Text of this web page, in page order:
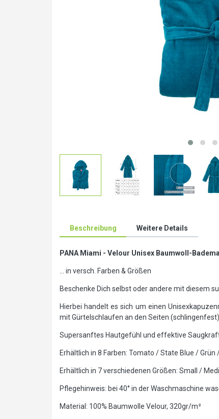
Beschreibung Weitere Details
PANA Miami - Velour Unisex Baumwoll-
... in versch. Farben & Größen
Beschenke Dich selbst oder andere mit diesem
Hierbei handelt es sich um einen
mit Gürtelschlaufen an den Seiten
Supersanftes Hautgefühl und effektive
Erhältlich in 8 Farben: Tomato / State Blue /
Erhältlich in 7 verschiedenen Größen: Small /
Pflegehinweis: bei 40° in der Waschmaschine
Material: 100% Baumwolle Velour, 320gr/m²